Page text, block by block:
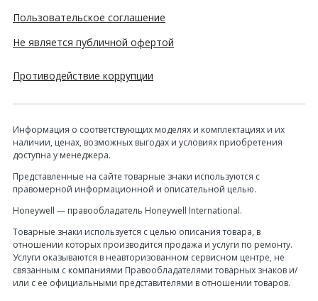
Пользовательское соглашение
Не является публичной офертой
Противодействие коррупции
Информация о соответствующих моделях и комплектациях и их
наличии, ценах, возможных выгодах и условиях приобретения
доступна у менеджера.
Представленные на сайте товарные знаки используются с
правомерной информационной и описательной целью.
Honeywell — правообладатель Honeywell International.
Товарные знаки используется с целью описания товара, в
отношении которых производится продажа и услуги по ремонту.
Услуги оказываются в неавторизованном сервисном центре, не
связанным с компаниями Правообладателями товарных знаков и/
или с ее официальными представителями в отношении товаров.